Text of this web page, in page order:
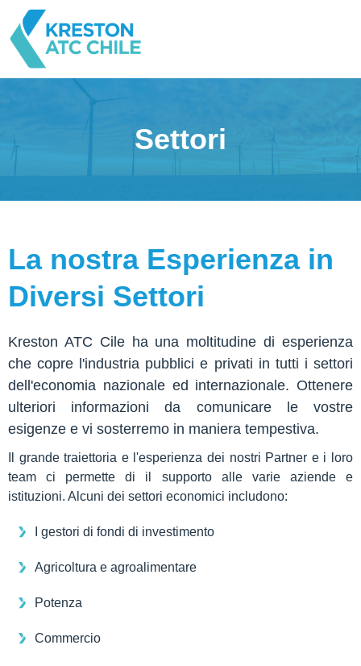
Settori
La nostra Esperienza in
Diversi Settori
Kreston ATC Cile ha una moltitudine di esperienza
che copre l'industria pubblici e privati in tutti i settori
dell'economia nazionale ed internazionale. Ottenere
ulteriori informazioni da comunicare le vostre
esigenze e vi sosterremo in maniera tempestiva.
Il grande traiettoria e l'esperienza dei nostri Partner e i loro
team ci permette di il supporto alle varie aziende e
istituzioni. Alcuni dei settori economici includono:
I gestori di fondi di investimento
Agricoltura e agroalimentare
Potenza
Commercio